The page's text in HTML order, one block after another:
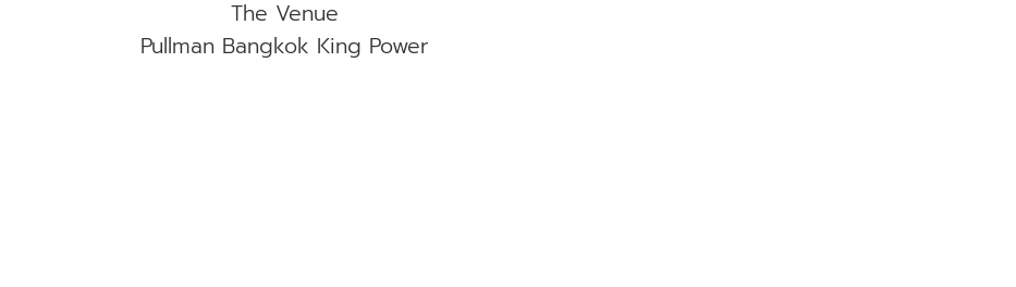
The Venue
Pullman Bangkok King Power